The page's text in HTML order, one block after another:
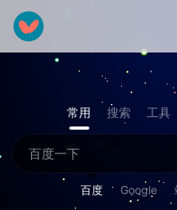
常用 搜索 工具
百度 Google